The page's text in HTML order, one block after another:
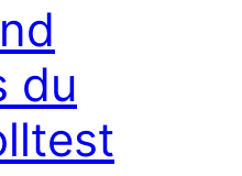
du